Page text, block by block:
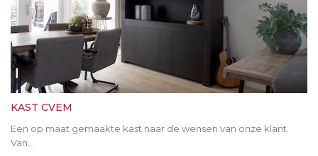
KAST CVEM
Een op maat gemaakte kast naar de wensen van onze klant.
Van...